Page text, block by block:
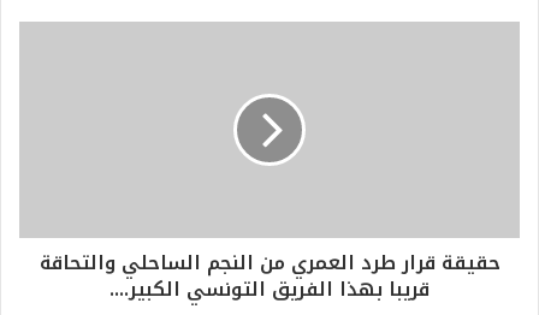
حقيقة قرار طرد العمري من النجم الساحلي والتحاقة
قريبا بهذا الفريق التونسي الكبير....